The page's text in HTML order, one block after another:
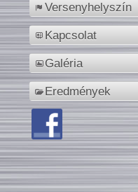
Versenyhelyszín
Kapcsolat
Galéria
Eredmények